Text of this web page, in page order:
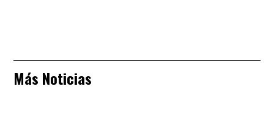
Más Noticias